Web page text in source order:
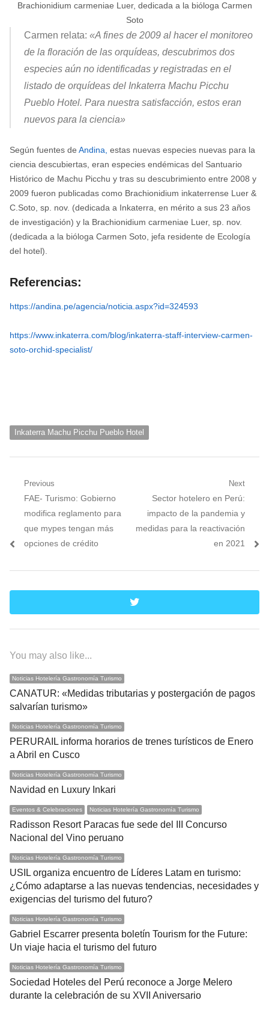
Brachionidium carmeniae Luer, dedicada a la bióloga Carmen
Soto
Carmen relata: «A fines de 2009 al hacer el monitoreo
de la floración de las orquídeas, descubrimos dos
especies aún no identificadas y registradas en el
listado de orquídeas del Inkaterra Machu Picchu
Pueblo Hotel. Para nuestra satisfacción, estos eran
nuevos para la ciencia»
Según fuentes de Andina, estas nuevas especies nuevas para la
ciencia descubiertas, eran especies endémicas del Santuario
Histórico de Machu Picchu y tras su descubrimiento entre 2008 y
2009 fueron publicadas como Brachionidium inkaterrense Luer &
C.Soto, sp. nov. (dedicada a Inkaterra, en mérito a sus 23 años
de investigación) y la Brachionidium carmeniae Luer, sp. nov.
(dedicada a la bióloga Carmen Soto, jefa residente de Ecología
del hotel).
Referencias:
https://andina.pe/agencia/noticia.aspx?id=324593
https://www.inkaterra.com/blog/inkaterra-staff-interview-carmen-
soto-orchid-specialist/
Inkaterra Machu Picchu Pueblo Hotel
Navegación
entradas
Previous
Previous
post:
FAE- Turismo: Gobierno
modifica reglamento para
que mypes tengan más
opciones de crédito
Next
Next
post:
Sector hotelero en Perú:
impacto de la pandemia y
medidas para la reactivación
en 2021
twitter
You may also like...
Noticias Hotelería Gastronomía Turismo
CANATUR: «Medidas tributarias y postergación de pagos
salvarían turismo»
Noticias Hotelería Gastronomía Turismo
PERURAIL informa horarios de trenes turísticos de Enero
a Abril en Cusco
Noticias Hotelería Gastronomía Turismo
Navidad en Luxury Inkari
Eventos & Celebraciones Noticias Hotelería Gastronomía Turismo
Radisson Resort Paracas fue sede del III Concurso
Nacional del Vino peruano
Noticias Hotelería Gastronomía Turismo
USIL organiza encuentro de Líderes Latam en turismo:
¿Cómo adaptarse a las nuevas tendencias, necesidades y
exigencias del turismo del futuro?
Noticias Hotelería Gastronomía Turismo
Gabriel Escarrer presenta boletín Tourism for the Future:
Un viaje hacia el turismo del futuro
Noticias Hotelería Gastronomía Turismo
Sociedad Hoteles del Perú reconoce a Jorge Melero
durante la celebración de su XVII Aniversario